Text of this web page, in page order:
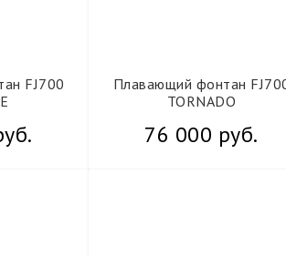
FJ700
Плавающий фонтан
TORNADO
76 000 руб.